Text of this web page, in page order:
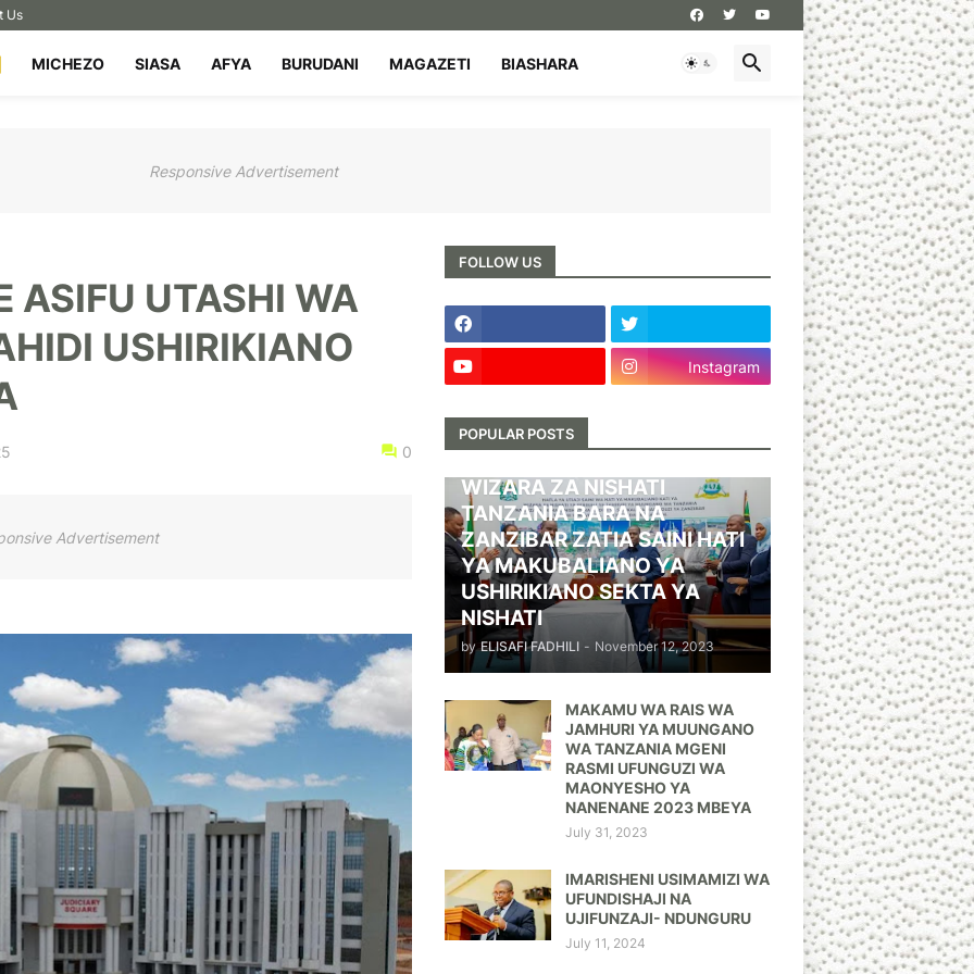
Us
MICHEZO SIASA AFYA BURUDANI MAGAZETI BIASHARA
Responsive Advertisement
ASIFU UTASHI WA
USHIRIKIANO
0
Advertisement
FOLLOW US
Instagram
POPULAR POSTS
WIZARA ZA NISHATI
TANZANIA BARA NA
ZANZIBAR ZATIA SAINI HATI
YA MAKUBALIANO YA
USHIRIKIANO SEKTA YA
NISHATI
by ELISAFI FADHILI - November 12, 2023
MAKAMU WA RAIS WA
JAMHURI YA MUUNGANO
WA TANZANIA MGENI
RASMI UFUNGUZI WA
MAONYESHO YA
NANENANE 2023 MBEYA
July 31, 2023
IMARISHENI USIMAMIZI WA
UFUNDISHAJI NA
UJIFUNZAJI- NDUNGURU
July 11, 2024